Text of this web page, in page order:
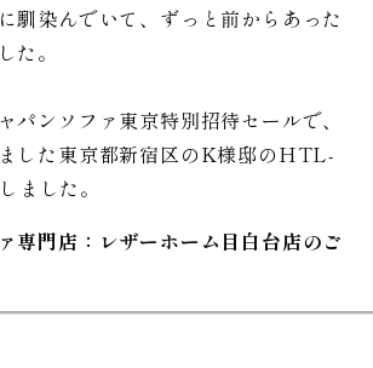
馴染んでいて、ずっと前からあった
た。
パンソファ東京特別招待セールで、
した東京都新宿区のK様邸のHTL-
ました。
専門店：レザーホーム 目白台店のご